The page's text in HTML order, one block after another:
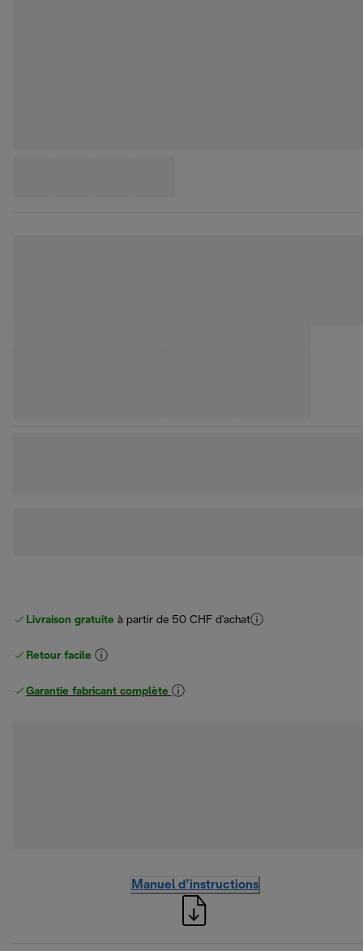
Livraison gratuite à partir de 50 CHF d'achat
Retour facile
Garantie fabricant complète
Manuel d’instructions